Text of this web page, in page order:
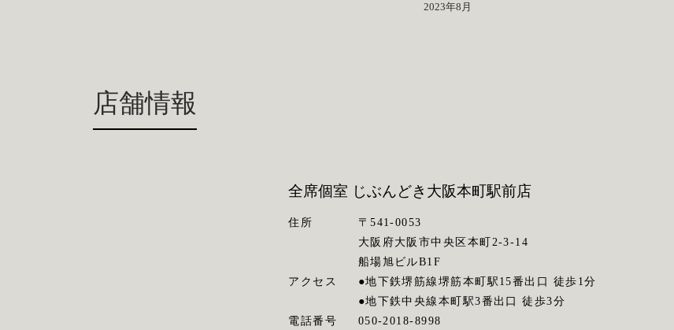
2023年8月
店舗情報
全席個室 じぶんどき 大阪本町駅前店
住所
〒541-0053
大阪府大阪市中央区本町2-3-14
船場旭ビルB1F
アクセス
●地下鉄堺筋線堺筋本町駅15番出口 徒歩1分
●地下鉄中央線本町駅3番出口 徒歩3分
電話番号
050-2018-8998